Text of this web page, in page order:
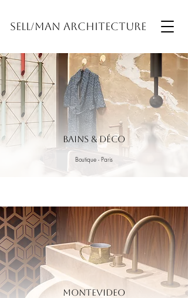
Sell/man Architecture
Bains & Déco
Boutique - Paris
MonteVideo